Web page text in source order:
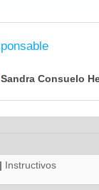
Sandra Consuelo
| Instructivos